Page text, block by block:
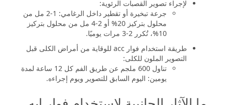
لإجراء تصوير القصبات الرئوية:
جرعة تبخيرة أو تقطير داخل الرغامي: 1-2 مل من
محلول بتركيز 20% أو 2-4 مل من محلول بتركيز
10%، تُكرر 2-3 مرات يوميًا.
طريقة استخدام فوار acc للوقاية من أمراض الكلى قبل
التصوير الملون للكلى:
تناول 600 ملجم عن طريق الفم كل 12 ساعة لمدة
يومين: اليوم السابق للتصوير ويوم إجراءه.